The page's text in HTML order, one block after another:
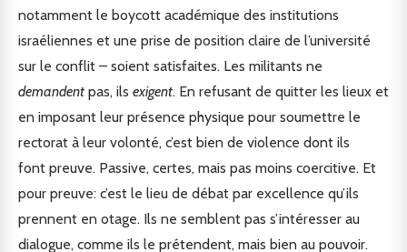
notamment le boycott académique des institutions
israéliennes et une prise de position claire de l’université
sur le conflit – soient satisfaites. Les militants ne
demandent pas, ils exigent. En refusant de quitter les lieux et
en imposant leur présence physique pour soumettre le
rectorat à leur volonté, c’est bien de violence dont ils
font preuve. Passive, certes, mais pas moins coercitive. Et
pour preuve: c’est le lieu de débat par excellence qu’ils
prennent en otage. Ils ne semblent pas s’intéresser au
dialogue, comme ils le prétendent, mais bien au pouvoir.